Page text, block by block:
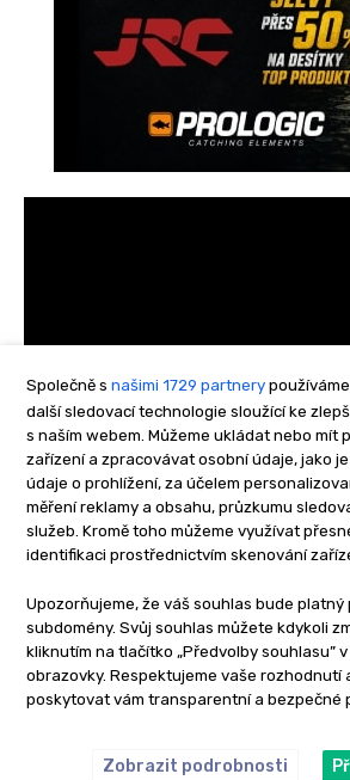
Společně s našimi 1729 partnery
další sledovací technologie sloužící ke
s naším webem. Můžeme ukládat nebo mít
zařízení a zpracovávat osobní údaje, jako
údaje o prohlížení, za účelem
měření reklamy a obsahu, průzkumu
služeb. Kromě toho můžeme využívat
identifikaci prostřednictvím skenování
Upozorňujeme, že váš souhlas bude platný
subdomény. Svůj souhlas můžete kdykoli
kliknutím na tlačítko „Předvolby souhlasu”
obrazovky. Respektujeme vaše rozhodnutí
poskytovat vám transparentní a bezpečné
Zobrazit podrobnosti